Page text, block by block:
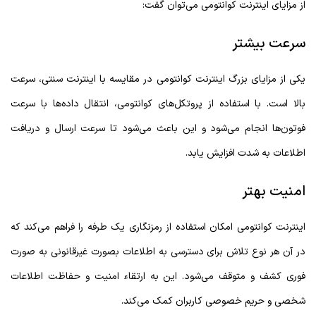
از مزایای اینترنت کوانتومی می‌توان گفت:
سرعت بیشتر
یکی از مزایای بزرگ اینترنت کوانتومی در مقایسه با اینترنت سنتی، سرعت
بالا است. با استفاده از پروتکل‌های کوانتومی، انتقال داده‌ها با سرعت
فوتون‌ها انجام می‌شود و این باعث می‌شود تا سرعت ارسال و دریافت
اطلاعات به شدت افزایش یابد.
امنیت بهتر
اینترنت کوانتومی امکان استفاده از رمزنگاری یک طرفه را فراهم می‌کند که
در آن هر نوع تلاش برای دسترسی به اطلاعات بصورت غیرقانونی به صورت
فوری کشف و متوقف می‌شود. این به ارتقاء امنیت و حفاظت اطلاعات
شخصی و حریم خصوصی کاربران کمک می‌کند.